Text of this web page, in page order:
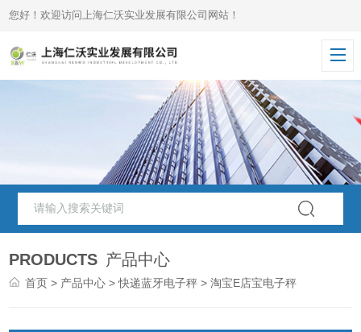
您好！欢迎访问上海仁沃实业发展有限公司网站！
PRODUCTS 产品中心
首页 > 产品中心 >快递蓝牙电子秤 > 淘宝E店宝电子秤